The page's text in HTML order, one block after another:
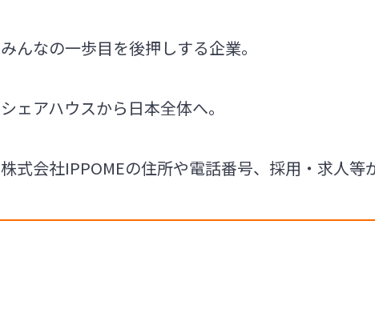
みんなの一歩目を後押しする企業。
シェアハウスから日本全体へ。
株式会社IPPOMEの住所や電話番号、採用・求人